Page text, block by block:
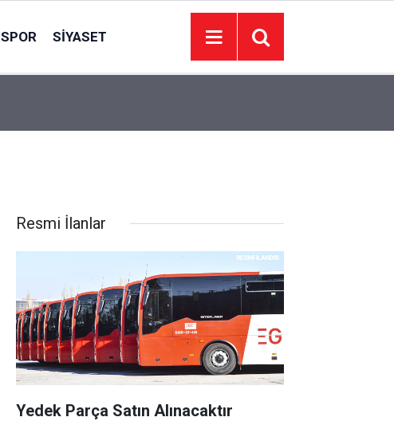
SPOR SIYASET
Resmi İlanlar
Yedek Parça Satın Alınacaktır